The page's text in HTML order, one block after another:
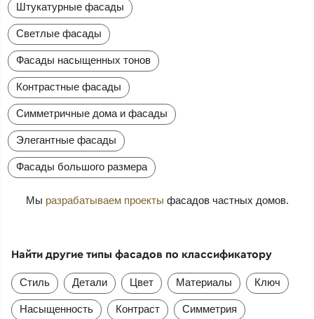
Штукатурные фасады
Светлые фасады
Фасады насыщенных тонов
Контрастные фасады
Симметричные дома и фасады
Элегантные фасады
Фасады большого размера
Мы разрабатываем проекты фасадов частных домов.
Найти другие типы фасадов по классификатору
Стиль Детали Цвет Материалы Ключ
Насыщенность Контраст Симметрия